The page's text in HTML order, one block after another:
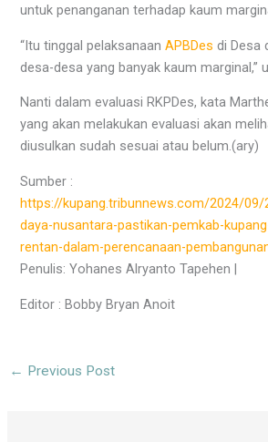
untuk penanganan terhadap kaum
“Itu tinggal pelaksanaanAPBDes di Desa
desa-desa yang banyak kaum marginal,”
Nanti dalam evaluasi RKPDes, kata
yang akan melakukan evaluasi akan
diusulkan sudah sesuai atau belum.(ary)
Sumber :
https://kupang.tribunnews.com/2024/09/
daya-nusantara-pastikan-pemkab-
rentan-dalam-perencanaan-
Penulis: Yohanes Alryanto Tapehen |
Editor : Bobby Bryan Anoit
← Previous Post